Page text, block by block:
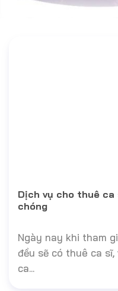
Dịch vụ cho thuê
chóng
Ngày nay khi tham
đều sẽ có thuê ca
ca...